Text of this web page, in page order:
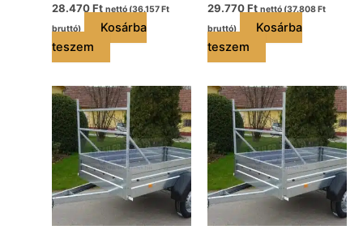
28.470Ft nettó (36.157Ft
bruttó)
Kosárba
teszem
29.770Ft nettó (37.808Ft
bruttó)
Kosárba
teszem